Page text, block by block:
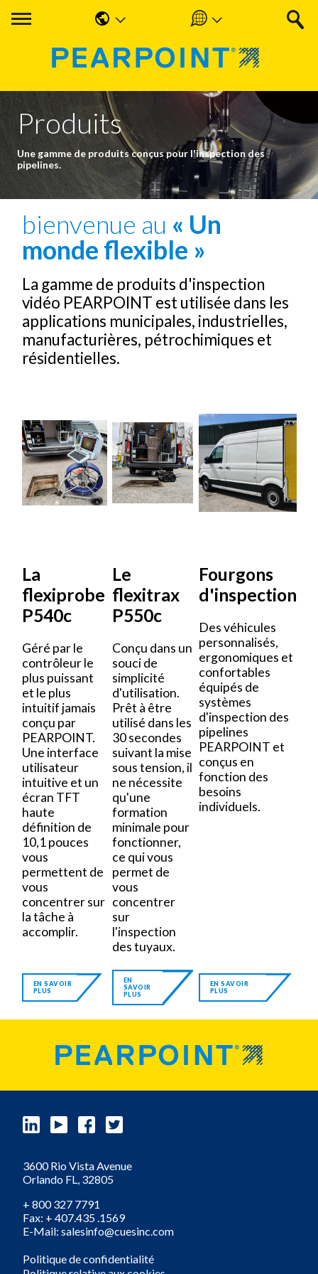
Americas
EMEA & APAC
English
Nederlands
Français
Español
Produits
Une gamme de produits conçus pour l'inspection des
pipelines.
bienvenue au « Un
monde flexible »
La gamme de produits d'inspection
vidéo PEARPOINT est utilisée dans les
applications municipales, industrielles,
manufacturières, pétrochimiques et
résidentielles.
La
flexiprobe
P540c
Géré par le
contrôleur le
plus puissant
et le plus
intuitif jamais
conçu par
PEARPOINT.
Une interface
utilisateur
intuitive et un
écran TFT
haute
définition de
10,1 pouces
vous
permettent de
vous
concentrer sur
la tâche à
accomplir.
Le
flexitrax
P550c
Conçu dans un
souci de
simplicité
d'utilisation.
Prêt à être
utilisé dans les
30 secondes
suivant la mise
sous tension, il
ne nécessite
qu'une
formation
minimale pour
fonctionner,
ce qui vous
permet de
vous
concentrer
sur
l'inspection
des tuyaux.
Fourgons
d'inspection
Des véhicules
personnalisés,
ergonomiques et
confortables
équipés de
systèmes
d'inspection des
pipelines
PEARPOINT et
conçus en
fonction des
besoins
individuels.
EN SAVOIR
PLUS
EN
SAVOIR
PLUS
EN SAVOIR
PLUS
3600 Rio Vista Avenue
Orlando FL, 32805
+ 800 327 7791
Fax: + 407.435 .1569
E-Mail: salesinfo@cuesinc.com
Politique de confidentialité